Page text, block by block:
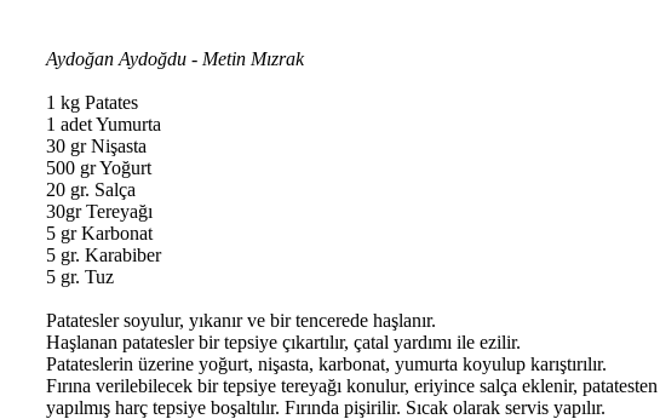
Aydoğan Aydoğdu - Metin Mızrak
1 kg Patates
1 adet Yumurta
30 gr Nişasta
500 gr Yoğurt
20 gr. Salça
30gr Tereyağı
5 gr Karbonat
5 gr. Karabiber
5 gr. Tuz
Patatesler soyulur, yıkanır ve bir tencerede haşlanır.
Haşlanan patatesler bir tepsiye çıkartılır, çatal yardımı ile ezilir.
Patateslerin üzerine yoğurt, nişasta, karbonat, yumurta koyulup karıştırılır.
Fırına verilebilecek bir tepsiye tereyağı konulur, eriyince salça eklenir, patatesten
yapılmış harç tepsiye boşaltılır. Fırında pişirilir. Sıcak olarak servis yapılır.